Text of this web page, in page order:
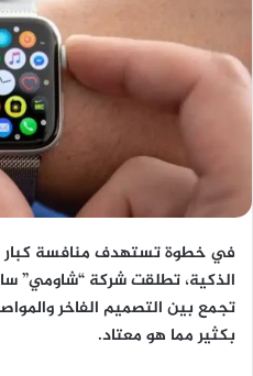
في خطوة تستهدف منافسة كبار
تجمع بين التصميم الفاخر
بكثير مما هو معتاد.